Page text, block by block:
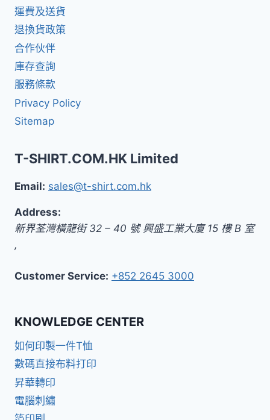
運費及送貨
退換貨政策
合作伙伴
庫存查詢
服務條款
Privacy Policy
Sitemap
T-SHIRT.COM.HK Limited
Email: sales@t-shirt.com.hk
Address:
新界荃灣橫龍街 32 – 40 號 興盛工業大廈 15 樓 B 室
,
Customer Service: +852 2645 3000
KNOWLEDGE CENTER
如何印製一件T恤
數碼直接布料打印
昇華轉印
電腦刺繡